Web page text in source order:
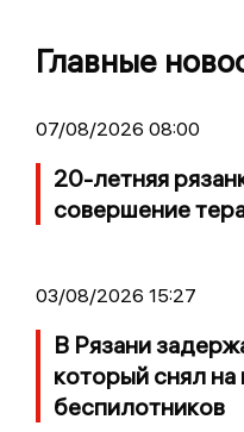
Главные
07/08/2026 08:00
20-летняя
совершение
03/08/2026 15:27
В Рязани
который снял на
беспилотников